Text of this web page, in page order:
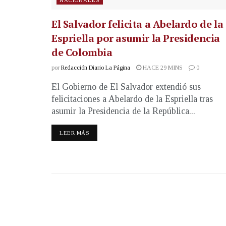
El Salvador felicita a Abelardo de la
Espriella por asumir la Presidencia
de Colombia
por Redacción Diario La Página HACE 29 MINS 0
El Gobierno de El Salvador extendió sus
felicitaciones a Abelardo de la Espriella tras
asumir la Presidencia de la República...
LEER MÁS